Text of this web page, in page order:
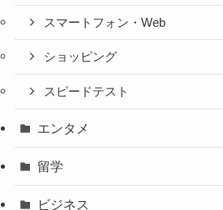
スマートフォン・Web
ショッピング
スピードテスト
エンタメ
留学
ビジネス